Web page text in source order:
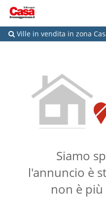
Ville in vendita in zona
Siamo
l'annuncio è
non è